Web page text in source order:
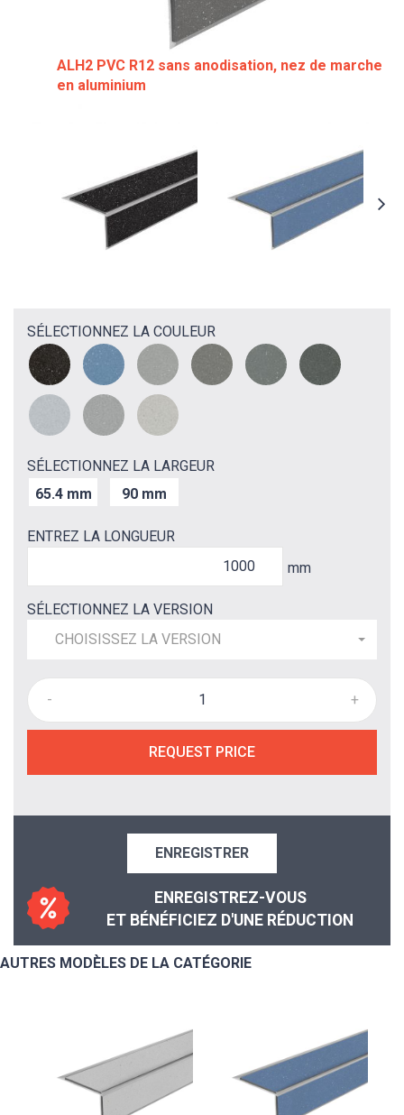
ALH2 PVC R12 sans anodisation, nez de marche
en aluminium
SÉLECTIONNEZ LA COULEUR
SÉLECTIONNEZ LA LARGEUR
65.4 mm
90 mm
ENTREZ LA LONGUEUR
mm
SÉLECTIONNEZ LA VERSION
CHOISISSEZ LA VERSION
- +
REQUEST PRICE
ENREGISTRER
ENREGISTREZ-VOUS
ET BÉNÉFICIEZ D'UNE RÉDUCTION
AUTRES MODÈLES DE LA CATÉGORIE